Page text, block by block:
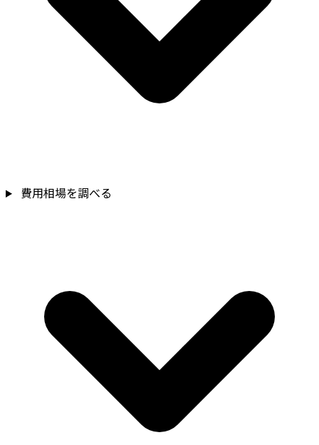
費用相場を調べる